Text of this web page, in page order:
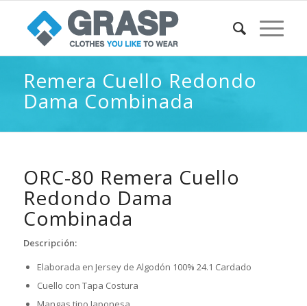
Remera Cuello Redondo
Dama Combinada
ORC-80 Remera Cuello
Redondo Dama
Combinada
Descripción:
Elaborada en Jersey de Algodón 100% 24.1 Cardado
Cuello con Tapa Costura